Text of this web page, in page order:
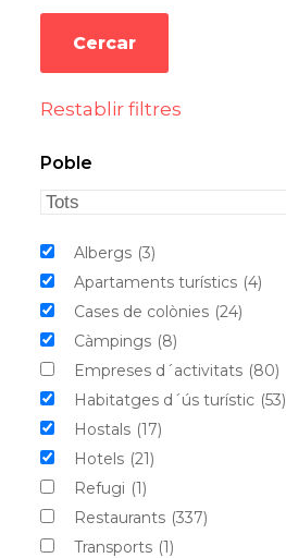
Restablir filtres
Poble
Albergs (3)
Apartaments turístics (4)
Cases de colònies (24)
Càmpings (8)
Empreses d´activitats (80)
Habitatges d´ús turístic (53)
Hostals (17)
Hotels (21)
Refugi (1)
Restaurants (337)
Transports (1)